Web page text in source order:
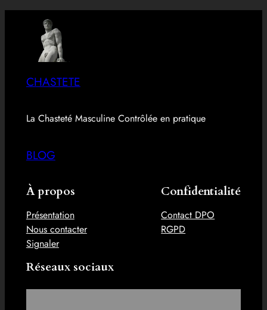
CHASTETE
La Chasteté Masculine Contrôlée en pratique
BLOG
À propos
Présentation
Nous contacter
Signaler
Confidentialité
Contact DPO
RGPD
Réseaux sociaux